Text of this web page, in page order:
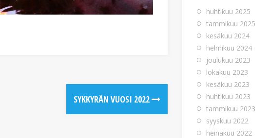
SYKKYRÄN VUOSI 2022
huhtikuu 2025
tammikuu 2025
kesäkuu 2024
helmikuu 2024
joulukuu 2023
lokakuu 2023
kesäkuu 2023
huhtikuu 2023
tammikuu 2023
syyskuu 2022
heinäkuu 2022